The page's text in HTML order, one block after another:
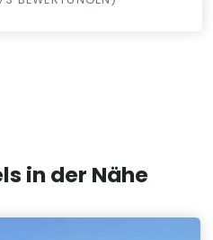
in der Nähe